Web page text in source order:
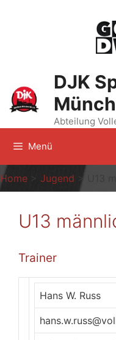
DJK
Abteilung
Menü
Home Jugend >
U13
Trainer
Hans W. Russ